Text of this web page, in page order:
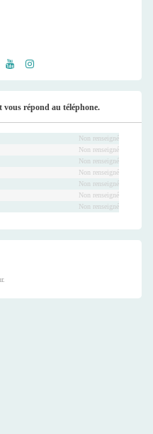
be
ram
vous répond au téléphone.
Non renseigné
Non renseigné
Non renseigné
Non renseigné
Non renseigné
Non renseigné
Non renseigné